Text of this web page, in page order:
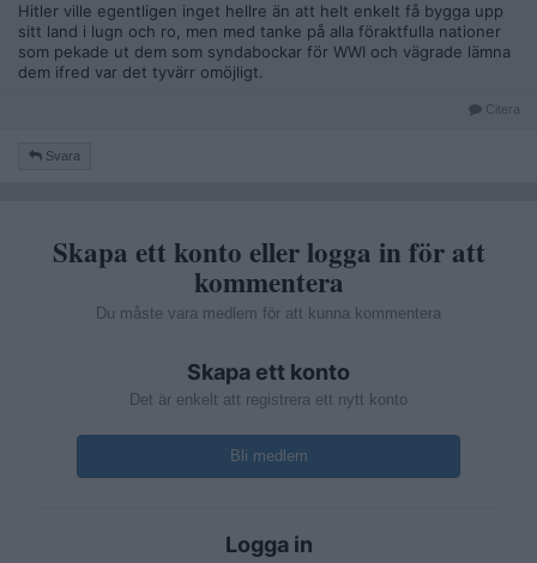
Hitler ville egentligen inget hellre än att helt enkelt få bygga upp
sitt land i lugn och ro, men med tanke på alla föraktfulla nationer
som pekade ut dem som syndabockar för WWI och vägrade lämna
dem ifred var det tyvärr omöjligt.
Citera
Svara
Skapa ett konto eller logga in för att
kommentera
Du måste vara medlem för att kunna kommentera
Skapa ett konto
Det är enkelt att registrera ett nytt konto
Bli medlem
Logga in